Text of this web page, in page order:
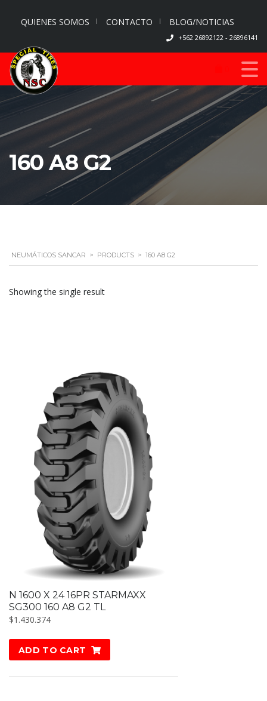
QUIENES SOMOS CONTACTO BLOG/NOTICIAS
+562 26892122 - 26896141
160 A8 G2
NEUMÁTICOS SANCAR > PRODUCTS > 160 A8 G2
Showing the single result
N 1600 X 24 16PR STARMAXX
SG300 160 A8 G2 TL
$1.430.374
ADD TO CART